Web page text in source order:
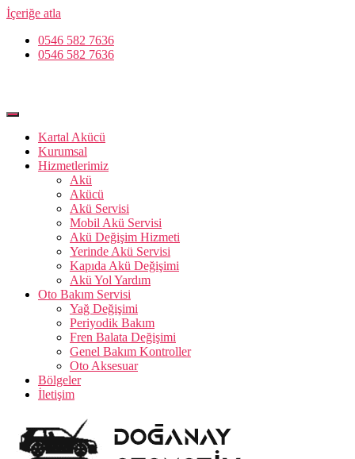
İçeriğe atla
0546 582 7636
0546 582 7636
Kartal Akücü
Kurumsal
Hizmetlerimiz
Akü
Akücü
Akü Servisi
Mobil Akü Servisi
Akü Değişim Hizmeti
Yerinde Akü Servisi
Kapıda Akü Değişimi
Akü Yol Yardım
Oto Bakım Servisi
Yağ Değişimi
Periyodik Bakım
Fren Balata Değişimi
Genel Bakım Kontroller
Oto Aksesuar
Bölgeler
İletişim